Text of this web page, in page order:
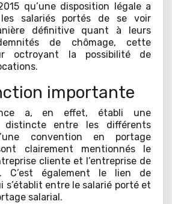
qu’une disposition légale a
salariés portés de se voir
définitive quant à leurs
de chômage, cette
octroyant la possibilité de
importante
a, en effet, établi une
distincte entre les différents
convention en portage
clairement mentionnés le
cliente et l’entreprise de
C’est également le lien de
s’établit entre le salarié porté et
salarial.